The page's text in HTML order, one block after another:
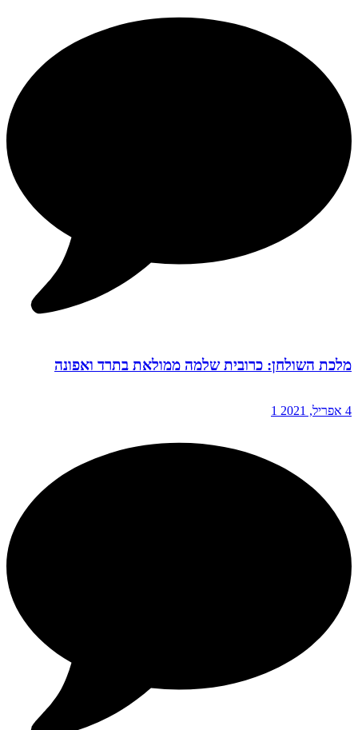
מלכת השולחן: כרובית שלמה ממולאת בתרד ואפונה
4 אפריל, 2021 1